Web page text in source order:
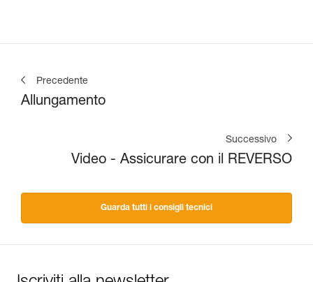
Precedente
Allungamento
Successivo
Video - Assicurare con il REVERSO
Guarda tutti i consigli tecnici